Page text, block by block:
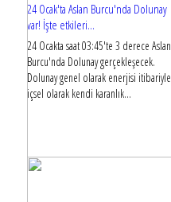
24 Ocak'ta Aslan Burcu'nda Dolunay
var! İşte etkileri...
24 Ocakta saat 03:45'te 3 derece Aslan
Burcu'nda Dolunay gerçekleşecek.
Dolunay genel olarak enerjisi itibariyle
içsel olarak kendi karanlık...